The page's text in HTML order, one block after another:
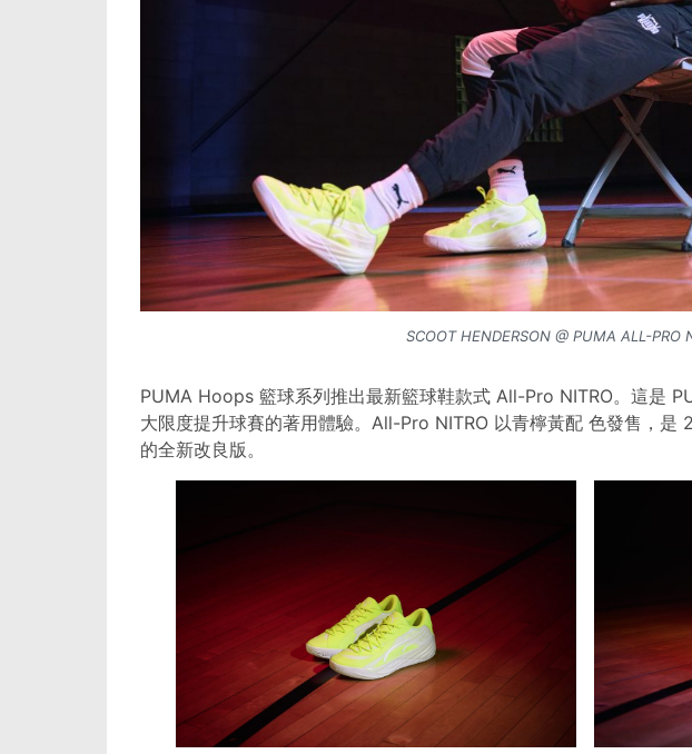
SCOOT HENDERSON @ PUMA ALL-PRO
PUMA Hoops 籃球系列推出最新籃球鞋款式 All-Pro NITRO。這是
大限度提升球賽的著用體驗。All-Pro NITRO 以青檸黃配 色發售，
的全新改良版。